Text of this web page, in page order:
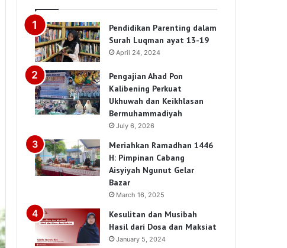
Pendidikan Parenting dalam
Surah Luqman ayat 13-19
April 24, 2024
Pengajian Ahad Pon
Kalibening Perkuat
Ukhuwah dan Keikhlasan
Bermuhammadiyah
July 6, 2026
Meriahkan Ramadhan 1446
H: Pimpinan Cabang
Aisyiyah Ngunut Gelar
Bazar
March 16, 2025
Kesulitan dan Musibah
Hasil dari Dosa dan Maksiat
January 5, 2024